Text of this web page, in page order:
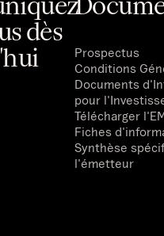
dès
Prospectus
Conditions
Documents
pour
Télécharger
Fiches
Synthèse
l'émetteur